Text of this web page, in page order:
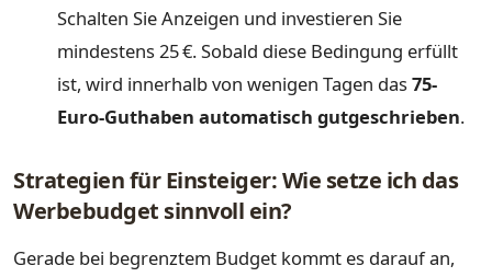
Schalten Sie Anzeigen und investieren Sie
mindestens 25 €. Sobald diese Bedingung erfüllt
ist, wird innerhalb von wenigen Tagen das75-
Euro-Guthaben automatisch gutgeschrieben.
Strategien für Einsteiger: Wie setze ich das
Werbebudget sinnvoll ein?
Gerade bei begrenztem Budget kommt es darauf an,